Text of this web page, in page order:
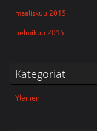
maaliskuu 2015
helmikuu 2015
Kategoriat
Yleinen